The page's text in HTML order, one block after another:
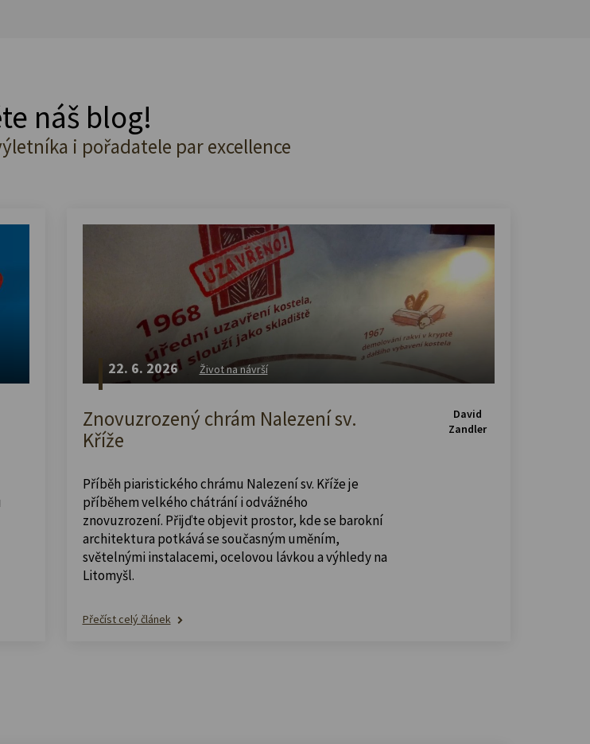
náš blog!
i pořadatele par excellence
22. 6. 2026 Život na návrší
Znovuzrozený chrám Nalezení sv.
Kříže
Příběh piaristického chrámu Nalezení sv. Kříže je
příběhem velkého chátrání i odvážného
znovuzrození. Přijďte objevit prostor, kde se barokní
architektura potkává se současným uměním,
světelnými instalacemi, ocelovou lávkou a výhledy na
Litomyšl.
Přečíst celý článek
David
Zandler